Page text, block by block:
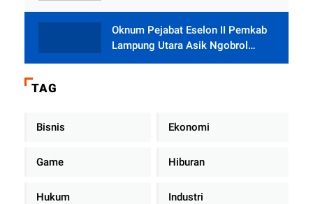
Oknum Pejabat Eselon II Pemkab
Lampung Utara Asik Ngobrol
Dengan Teman Kencan Wanitanya
TAG
Bisnis Ekonomi
Game Hiburan
Hukum Industri